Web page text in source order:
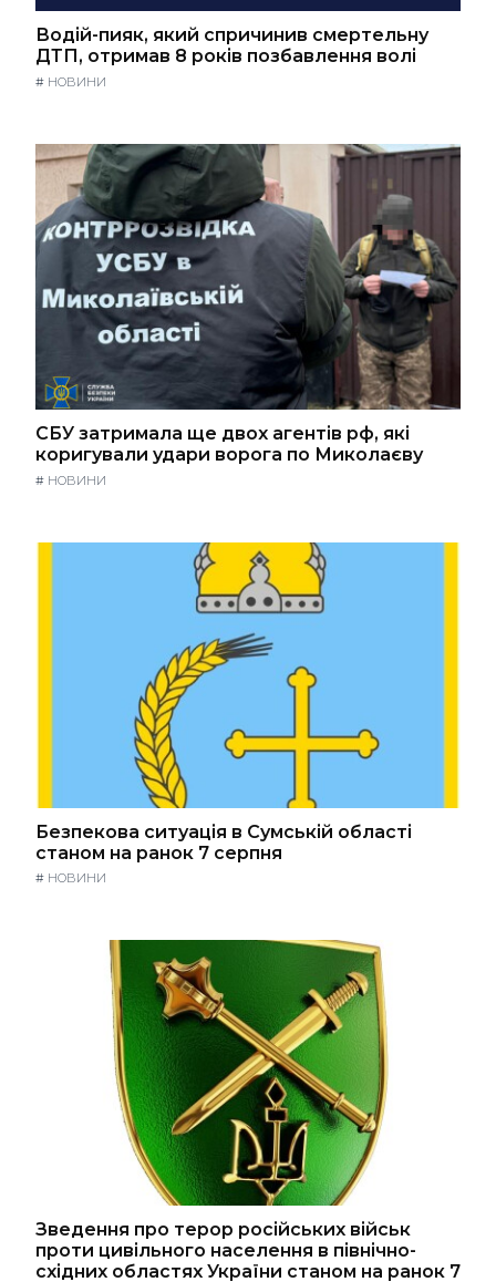
Водій-пияк, який спричинив смертельну
ДТП, отримав 8 років позбавлення волі
# НОВИНИ
СБУ затримала ще двох агентів рф, які
коригували удари ворога по Миколаєву
# НОВИНИ
Безпекова ситуація в Сумській області
станом на ранок 7 серпня
# НОВИНИ
Зведення про терор російських військ
проти цивільного населення в північно-
східних областях України станом на ранок 7